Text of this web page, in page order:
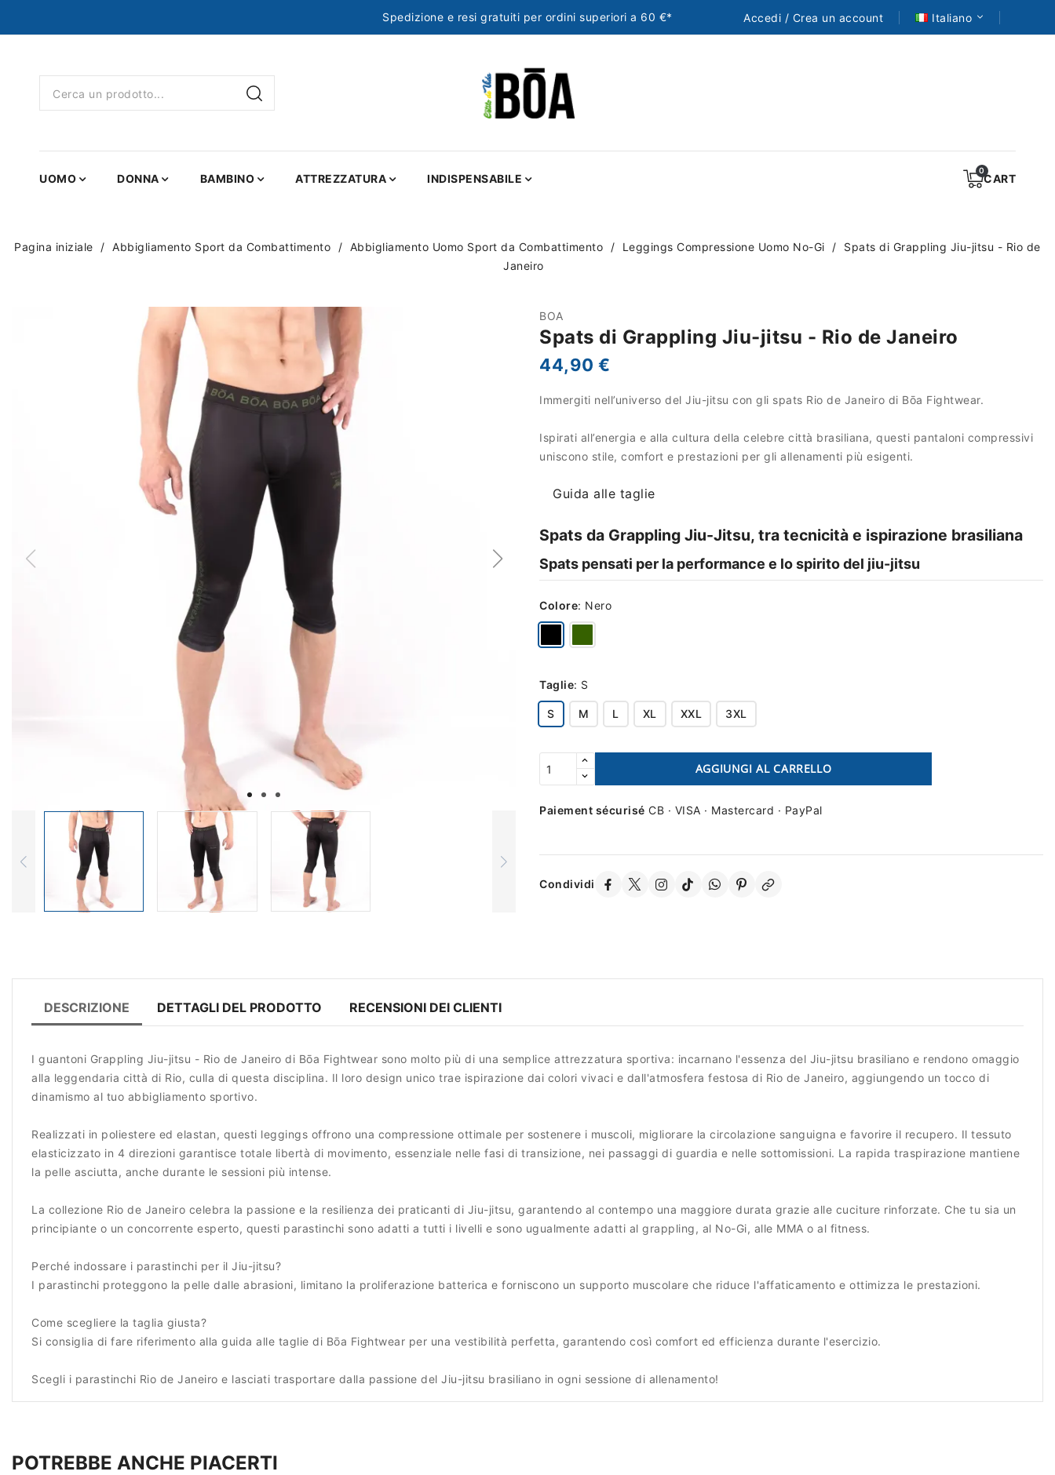
Spedizione e resi gratuiti per ordini superiori a 60 €* Accedi / Crea un account Italiano
UOMO DONNA BAMBINO ATTREZZATURA INDISPENSABILE CART
Pagina iniziale Abbigliamento Sport da Combattimento Abbigliamento Uomo Sport da Combattimento Leggings Compressione Uomo No-Gi
Spats di Grappling Jiu-jitsu - Rio de
Janeiro
BOA
Spats di Grappling Jiu-jitsu - Rio de Janeiro
44,90 €
Immergiti nell’universo del Jiu-jitsu con gli spats Rio de Janeiro di Bōa Fightwear.
Ispirati all’energia e alla cultura della celebre città brasiliana, questi pantaloni compressivi
uniscono stile, comfort e prestazioni per gli allenamenti più esigenti.
Guida alle taglie
Spats da Grappling Jiu-Jitsu, tra tecnicità e ispirazione brasiliana
Spats pensati per la performance e lo spirito del jiu-jitsu
Colore: Nero
Taglie: S
S M L XL XXL 3XL
AGGIUNGI AL CARRELLO
Paiement sécurisé CB · VISA · Mastercard · PayPal
Condividi
DESCRIZIONE DETTAGLI DEL PRODOTTO RECENSIONI DEI CLIENTI
I guantoni Grappling Jiu-jitsu - Rio de Janeiro di Bōa Fightwear sono molto più di una semplice attrezzatura sportiva: incarnano l'essenza del Jiu-jitsu brasiliano e rendono omaggio
alla leggendaria città di Rio, culla di questa disciplina. Il loro design unico trae ispirazione dai colori vivaci e dall'atmosfera festosa di Rio de Janeiro, aggiungendo un tocco di
dinamismo al tuo abbigliamento sportivo.
Realizzati in poliestere ed elastan, questi leggings offrono una compressione ottimale per sostenere i muscoli, migliorare la circolazione sanguigna e favorire il recupero. Il tessuto
elasticizzato in 4 direzioni garantisce totale libertà di movimento, essenziale nelle fasi di transizione, nei passaggi di guardia e nelle sottomissioni. La rapida traspirazione mantiene
la pelle asciutta, anche durante le sessioni più intense.
La collezione Rio de Janeiro celebra la passione e la resilienza dei praticanti di Jiu-jitsu, garantendo al contempo una maggiore durata grazie alle cuciture rinforzate. Che tu sia un
principiante o un concorrente esperto, questi parastinchi sono adatti a tutti i livelli e sono ugualmente adatti al grappling, al No-Gi, alle MMA o al fitness.
Perché indossare i parastinchi per il Jiu-jitsu?
I parastinchi proteggono la pelle dalle abrasioni, limitano la proliferazione batterica e forniscono un supporto muscolare che riduce l'affaticamento e ottimizza le prestazioni.
Come scegliere la taglia giusta?
Si consiglia di fare riferimento alla guida alle taglie di Bōa Fightwear per una vestibilità perfetta, garantendo così comfort ed efficienza durante l'esercizio.
Scegli i parastinchi Rio de Janeiro e lasciati trasportare dalla passione del Jiu-jitsu brasiliano in ogni sessione di allenamento!
POTREBBE ANCHE PIACERTI